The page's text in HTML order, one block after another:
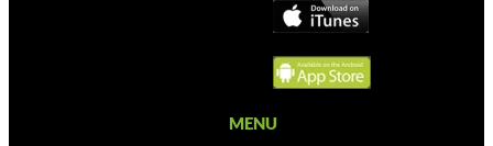
MENU